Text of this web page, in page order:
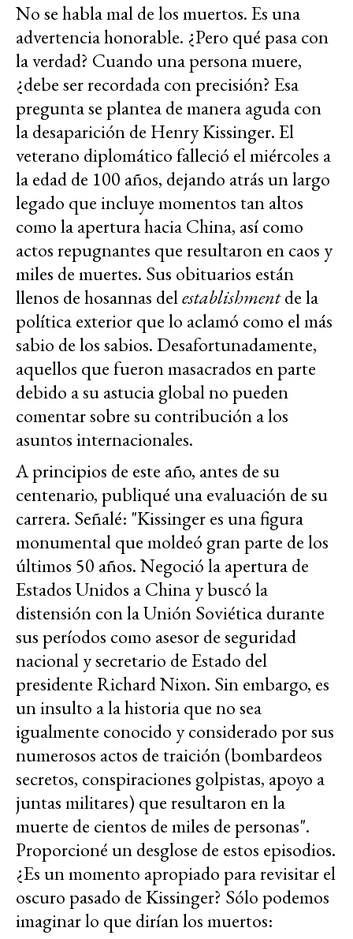
No se habla mal de los muertos. Es una
advertencia honorable. ¿Pero qué pasa con
la verdad? Cuando una persona muere,
¿debe ser recordada con precisión? Esa
pregunta se plantea de manera aguda con
la desaparición de Henry Kissinger. El
veterano diplomático falleció el miércoles a
la edad de 100 años, dejando atrás un largo
legado que incluye momentos tan altos
como la apertura hacia China, así como
actos repugnantes que resultaron en caos y
miles de muertes. Sus obituarios están
llenos de hosannas delestablishmentde la
política exterior que lo aclamó como el más
sabio de los sabios. Desafortunadamente,
aquellos que fueron masacrados en parte
debido a su astucia global no pueden
comentar sobre su contribución a los
asuntos internacionales.
A principios de este año, antes de su
centenario, publiqué una evaluación de su
carrera. Señalé: "Kissinger es una figura
monumental que moldeó gran parte de los
últimos 50 años. Negoció la apertura de
Estados Unidos a China y buscó la
distensión con la Unión Soviética durante
sus períodos como asesor de seguridad
nacional y secretario de Estado del
presidente Richard Nixon. Sin embargo, es
un insulto a la historia que no sea
igualmente conocido y considerado por sus
numerosos actos de traición (bombardeos
secretos, conspiraciones golpistas, apoyo a
juntas militares) que resultaron en la
muerte de cientos de miles de personas".
Proporcioné un desglose de estos episodios.
¿Es un momento apropiado para revisitar el
oscuro pasado de Kissinger? Sólo podemos
imaginar lo que dirían los muertos: